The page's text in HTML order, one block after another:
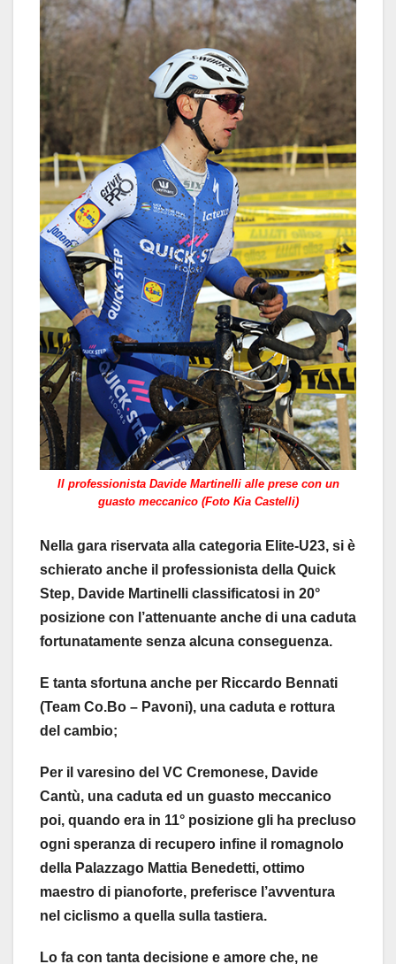
Il professionista Davide Martinelli alle prese con un
guasto meccanico (Foto Kia Castelli)
Nella gara riservata alla categoria Elite-U23, si è
schierato anche il professionista della Quick
Step, Davide Martinelli classificatosi in 20°
posizione con l’attenuante anche di una caduta
fortunatamente senza alcuna conseguenza.
E tanta sfortuna anche per Riccardo Bennati
(Team Co.Bo – Pavoni), una caduta e rottura
del cambio;
Per il varesino del VC Cremonese, Davide
Cantù, una caduta ed un guasto meccanico
poi, quando era in 11° posizione gli ha precluso
ogni speranza di recupero infine il romagnolo
della Palazzago Mattia Benedetti, ottimo
maestro di pianoforte, preferisce l’avventura
nel ciclismo a quella sulla tastiera.
Lo fa con tanta decisione e amore che, ne